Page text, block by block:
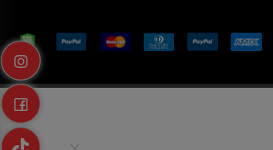
אתרים שיתופיים